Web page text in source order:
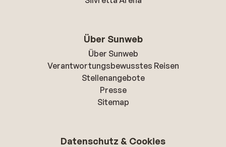
Über Sunweb
Über Sunweb
Verantwortungsbewusstes Reisen
Stellenangebote
Presse
Sitemap
Datenschutz & Cookies